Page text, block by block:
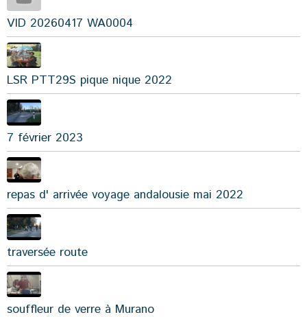
VID 20260417 WA0004
LSR PTT29S pique nique 2022
7 février 2023
repas d' arrivée voyage andalousie mai 2022
traversée route
souffleur de verre à Murano